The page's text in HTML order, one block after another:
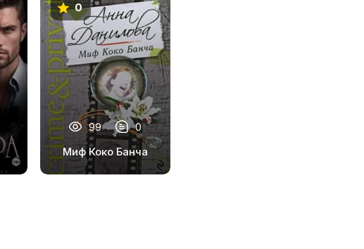
0
99 0
Миф Коко Банча